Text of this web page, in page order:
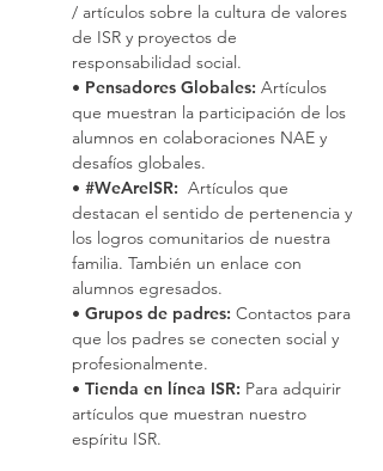
/ artículos sobre la cultura de valores
de ISR y proyectos de
responsabilidad social.
• Pensadores Globales: Artículos
que muestran la participación de los
alumnos en colaboraciones NAE y
desafíos globales.
• #WeAreISR: Artículos que
destacan el sentido de pertenencia y
los logros comunitarios de nuestra
familia. También un enlace con
alumnos egresados.
• Grupos de padres: Contactos para
que los padres se conecten social y
profesionalmente.
• Tienda en línea ISR: Para adquirir
artículos que muestran nuestro
espíritu ISR.